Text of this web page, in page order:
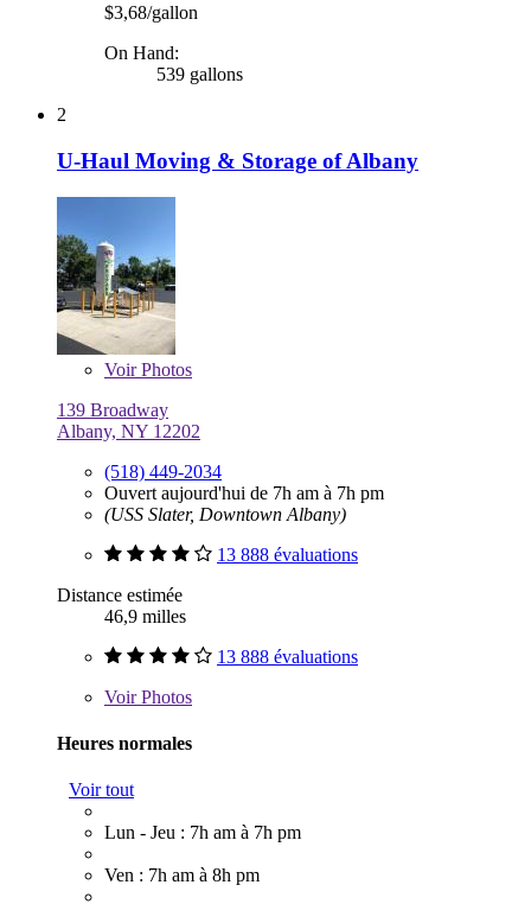
$3,68/gallon
On Hand:
539 gallons
2
U-Haul Moving & Storage of Albany
VoirPhotos
139 Broadway
Albany, NY 12202
(518) 449-2034
Ouvert aujourd'hui de 7h am à 7h pm
(USS Slater, Downtown Albany)
13 888 évaluations
Distance estimée
46,9 milles
13 888 évaluations
VoirPhotos
Heures normales
Voir tout
Lun - Jeu : 7h am à 7h pm
Ven : 7h am à 8h pm